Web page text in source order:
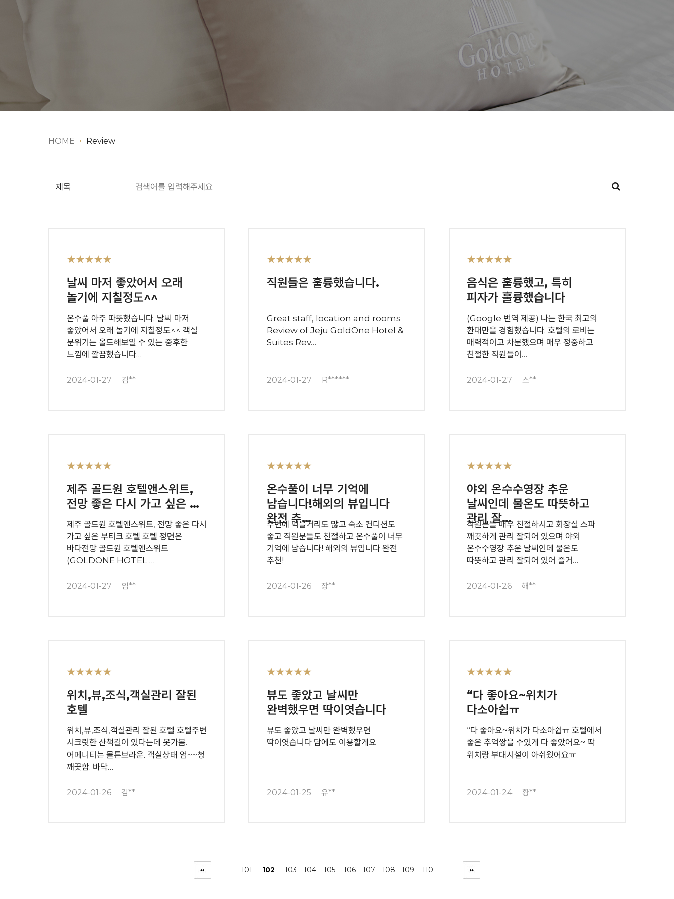
HOME Review
★★★★★
날씨 마저 좋았어서 오래
놀기에 지칠정도^^
온수풀 아주 따뜻했습니다. 날씨 마저
좋았어서 오래 놀기에 지칠정도^^ 객실
분위기는 올드해보일 수 있는 중후한
느낌에 깔끔했습니다…
2024-01-27 김**
★★★★★
직원들은 훌륭했습니다.
Great staff, location and rooms
Review of Jeju GoldOne Hotel &
Suites Rev…
2024-01-27 R******
★★★★★
음식은 훌륭했고, 특히
피자가 훌륭했습니다
(Google 번역 제공) 나는 한국 최고의
환대만을 경험했습니다. 호텔의 로비는
매력적이고 차분했으며 매우 정중하고
친절한 직원들이…
2024-01-27 스**
★★★★★
제주 골드원 호텔앤스위트,
전망 좋은 다시 가고 싶은 …
제주 골드원 호텔앤스위트, 전망 좋은 다시
가고 싶은 부티크 호텔 호텔 정면은
바다전망 골드원 호텔앤스위트
(GOLDONE HOTEL …
2024-01-27 임**
★★★★★
온수풀이 너무 기억에
남습니다!해외의 뷰입니다
완전 추…
주변에 먹을거리도 많고 숙소 컨디션도
좋고 직원분들도 친절하고 온수풀이 너무
기억에 남습니다! 해외의 뷰입니다 완전
추천!
2024-01-26 장**
★★★★★
야외 온수수영장 추운
날씨인데 물온도 따뜻하고
관리 잘…
직원븐들 매우 친절하시고 회장실 스파
깨끗하게 관리 잘되어 있으며 야외
온수수영장 추운 날씨인데 물온도
따뜻하고 관리 잘되어 있어 즐거…
2024-01-26 해**
★★★★★
위치,뷰,조식,객실관리 잘된
호텔
위치,뷰,조식,객실관리 잘된 호텔 호텔주변
시크릿한 산책길이 있다는데 못가봄.
어메니티는 몰튼브라운. 객실상태 엄~~청
깨끗함. 바닥…
2024-01-26 김**
★★★★★
뷰도 좋았고 날씨만
완벽했우면 딱이엿습니다
뷰도 좋았고 날씨만 완벽했우면
딱이엿습니다 담에도 이용할게요
2024-01-25 유**
★★★★★
“다 좋아요~위치가
다소아쉽ㅠ
“다 좋아요~위치가 다소아쉽ㅠ 호텔에서
좋은 추억쌓을 수있게 다 좋았어요~ 딱
위치랑 부대시설이 아쉬웠어요ㅠ
2024-01-24 황**
101 102 103 104 105 106 107 108 109 110
다음